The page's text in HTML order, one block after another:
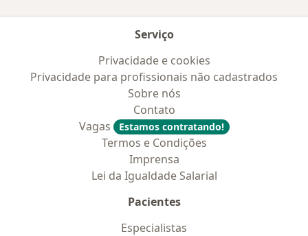
Serviço
Privacidade e cookies
Privacidade para profissionais não cadastrados
Sobre nós
Contato
Vagas
Estamos contratando!
Termos e Condições
Imprensa
Lei da Igualdade Salarial
Pacientes
Especialistas